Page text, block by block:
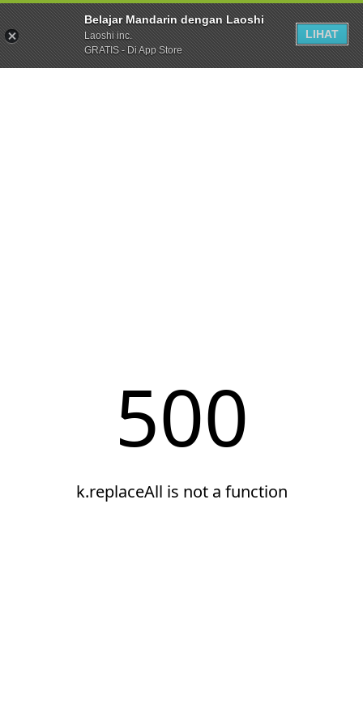
Belajar Mandarin dengan Laoshi
Laoshi inc.
GRATIS - Di App Store
LIHAT
500
k.replaceAll is not a function